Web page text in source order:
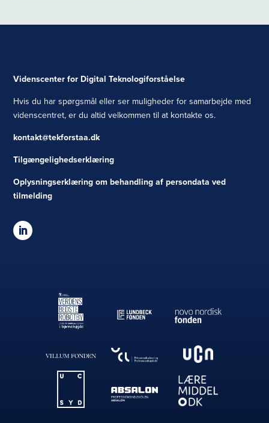
Videnscenter for Digital Teknologiforståelse
Hvis du har spørgsmål eller ser muligheder for samarbejde med
videnscentret, er du altid velkommen til at kontakte os.
kontakt@tekforstaa.dk
Tilgængelighedserklæring
Oplysningserklæring om behandling af persondata ved
tilmelding